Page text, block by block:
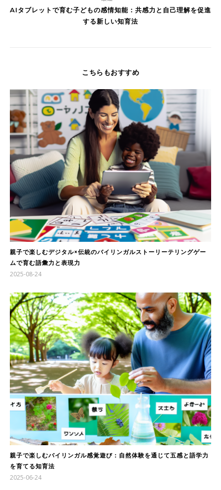
AIタブレットで育む子どもの感情知能：共感力と自己理解を促進
する新しい知育法
こちらもおすすめ
親子で楽しむデジタル×伝統のバイリンガルストーリーテリングゲー
ムで育む語彙力と表現力
2025-08-24
親子で楽しむバイリンガル感覚遊び：自然体験を通じて五感と語学力
を育てる知育法
2025-06-24